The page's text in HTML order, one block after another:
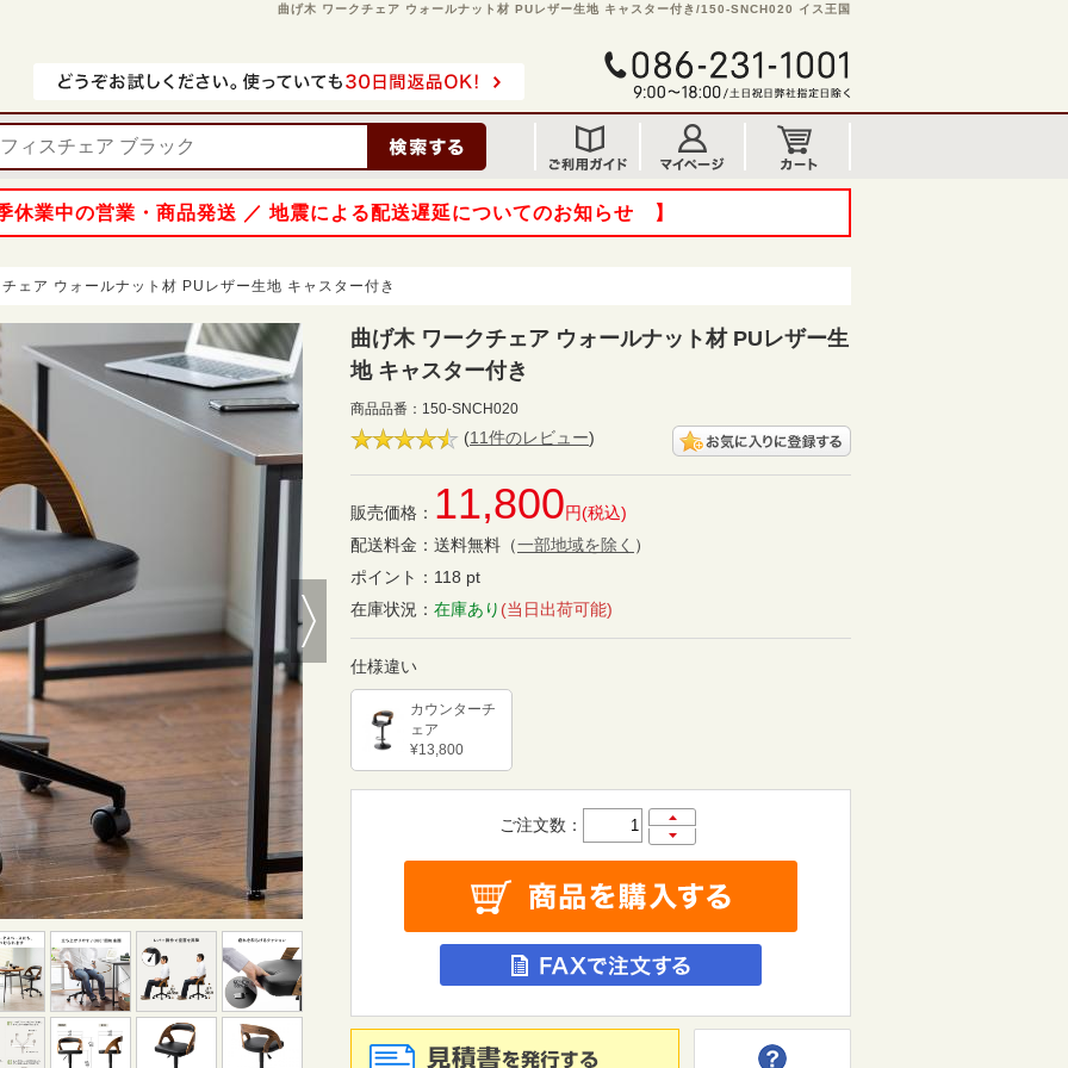
曲げ木 ワークチェア ウォールナット材 PUレザー生地 キャスター付き/150-SNCH020 イス王国
業中の営業・商品発送 ／ 地震による配送遅延についてのお知らせ 】
ェア ウォールナット材 PUレザー生地 キャスター付き
Next
曲げ木 ワークチェア ウォールナット材 PUレザー生
地 キャスター付き
商品品番： 150-SNCH020
(11件のレビュー)
販売価格： 11,800円(税込)
配送料金： 送料無料 （一部地域を除く ）
ポイント： 118 pt
在庫状況： 在庫あり (当日出荷可能)
仕様違い
カウンターチ
ェア
¥13,800
ご注文数：